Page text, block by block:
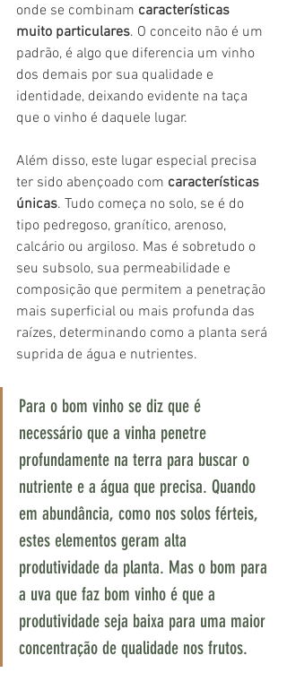
onde se combinam características
muito particulares. O conceito não é um
padrão, é algo que diferencia um vinho
dos demais por sua qualidade e
identidade, deixando evidente na taça
que o vinho é daquele lugar.
Além disso, este lugar especial precisa
ter sido abençoado com características
únicas. Tudo começa no solo, se é do
tipo pedregoso, granítico, arenoso,
calcário ou argiloso. Mas é sobretudo o
seu subsolo, sua permeabilidade e
composição que permitem a penetração
mais superficial ou mais profunda das
raízes, determinando como a planta será
suprida de água e nutrientes.
Para o bom vinho se diz que é
necessário que a vinha penetre
profundamente na terra para buscar o
nutriente e a água que precisa. Quando
em abundância, como nos solos férteis,
estes elementos geram alta
produtividade da planta. Mas o bom para
a uva que faz bom vinho é que a
produtividade seja baixa para uma maior
concentração de qualidade nos frutos.